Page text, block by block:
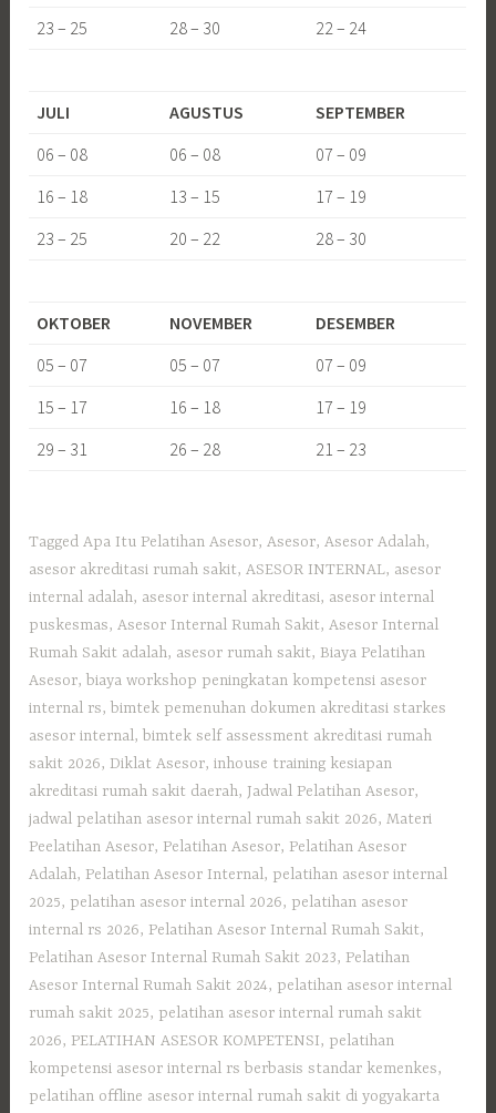
23 – 25
28 – 30 22 – 24
JULI AGUSTUS
SEPTEMBER
06 – 08
06 – 08
07 – 09
16 – 18
13 – 15
17 – 19
23 – 25
20 – 22 28 – 30
OKTOBER NOVEMBER
DESEMBER
05 – 07
05 – 07
07 – 09
15 – 17
16 – 18
17 – 19
29 – 31
26 – 28 21 – 23
TaggedApa Itu Pelatihan Asesor,Asesor,Asesor Adalah,
asesor akreditasi rumah sakit,ASESOR INTERNAL, asesor
internal adalah, asesor internal akreditasi, asesor internal
puskesmas,Asesor Internal Rumah Sakit,Asesor Internal
Rumah Sakit adalah, asesor rumah sakit, Biaya Pelatihan
Asesor, biaya workshop peningkatan kompetensi asesor
internal rs, bimtek pemenuhan dokumen akreditasi starkes
asesor internal, bimtek self assessment akreditasi rumah
sakit 2026,Diklat Asesor,inhouse training kesiapan
akreditasi rumah sakit daerah, Jadwal Pelatihan Asesor,
jadwal pelatihan asesor internal rumah sakit 2026,Materi
Peelatihan Asesor, Pelatihan Asesor, Pelatihan Asesor
Adalah, Pelatihan Asesor Internal, pelatihan asesor internal
2025, pelatihan asesor internal 2026, pelatihan asesor
internal rs 2026, Pelatihan Asesor Internal Rumah Sakit,
Pelatihan Asesor Internal Rumah Sakit 2023, Pelatihan
Asesor Internal Rumah Sakit 2024, pelatihan asesor internal
rumah sakit 2025, pelatihan asesor internal rumah sakit
2026, PELATIHAN ASESOR KOMPETENSI, pelatihan
kompetensi asesor internal rs berbasis standar kemenkes,
pelatihan offline asesor internal rumah sakit di yogyakarta